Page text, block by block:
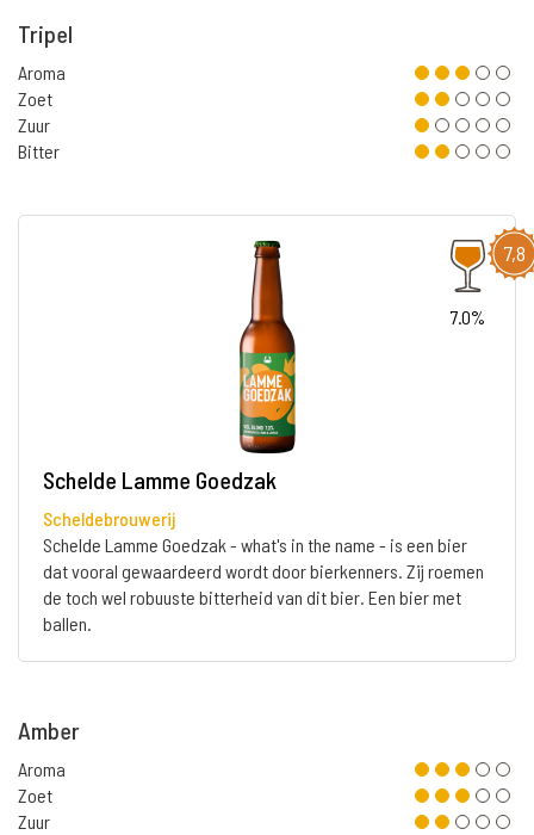
Tripel
Aroma
Zoet
Zuur
Bitter
7,8
7.0%
Schelde Lamme Goedzak
Scheldebrouwerij
Schelde Lamme Goedzak - what's in the name - is een bier
dat vooral gewaardeerd wordt door bierkenners. Zij roemen
de toch wel robuuste bitterheid van dit bier. Een bier met
ballen.
Amber
Aroma
Zoet
Zuur